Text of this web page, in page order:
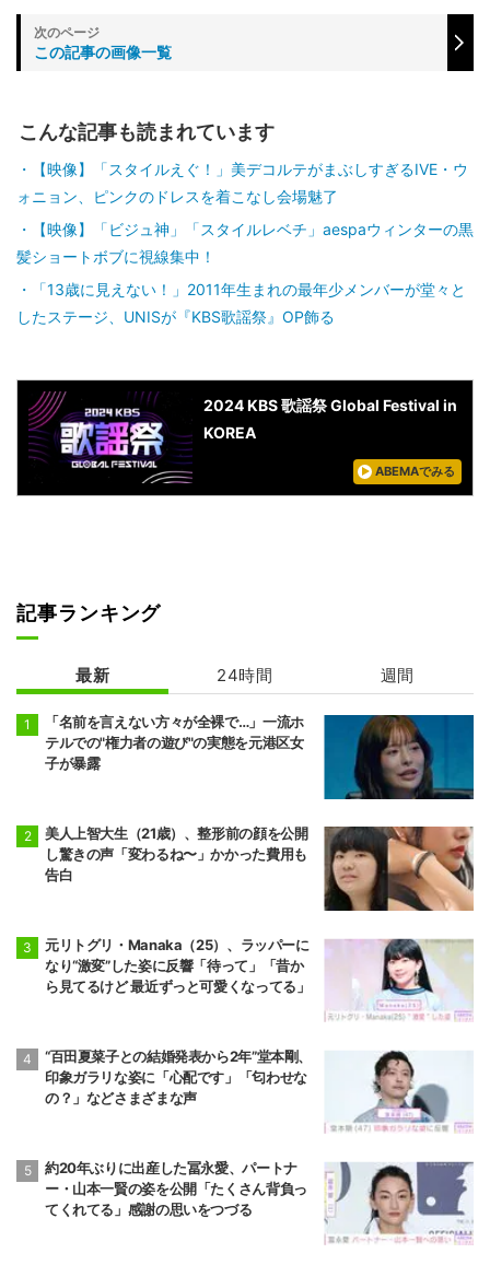
この記事の画像一覧
こんな記事も読まれています
【映像】「スタイルえぐ！」美デコルテがまぶしすぎるIVE・ウ
ォニョン、ピンクのドレスを着こなし会場魅了
【映像】「ビジュ神」「スタイルレベチ」aespaウィンターの黒
髪ショートボブに視線集中！
「13歳に見えない！」2011年生まれの最年少メンバーが堂々と
したステージ、UNISが『KBS歌謡祭』OP飾る
2024 KBS 歌謡祭 Global Festival in
KOREA
ABEMAでみる
記事ランキング
最新 24時間 週間
「名前を言えない方々が全裸で…」一流ホ
テルでの"権力者の遊び"の実態を元港区女
子が暴露
美人上智大生（21歳）、整形前の顔を公開
し驚きの声「変わるね〜」かかった費用も
告白
元リトグリ・Manaka（25）、ラッパーに
なり“激変”した姿に反響「待って」「昔か
ら見てるけど 最近ずっと可愛くなってる」
“百田夏菜子との結婚発表から2年”堂本剛、
印象ガラリな姿に「心配です」「匂わせな
の？」などさまざまな声
約20年ぶりに出産した冨永愛、パートナ
ー・山本一賢の姿を公開「たくさん背負っ
てくれてる」感謝の思いをつづる